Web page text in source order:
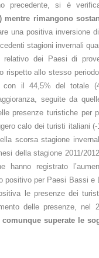
precedente, si è
mentre rimangono
una positiva inversione
stagioni invernali
relativo dei Paesi di
rispetto allo stesso
con il 44,5% del totale
seguite da
presenze turistiche per
calo dei turisti italiani
scorsa stagione
della stagione 2011/
hanno registrato
positivo per Paesi Bassi
le presenze dei
delle presenze,
comunque superate le